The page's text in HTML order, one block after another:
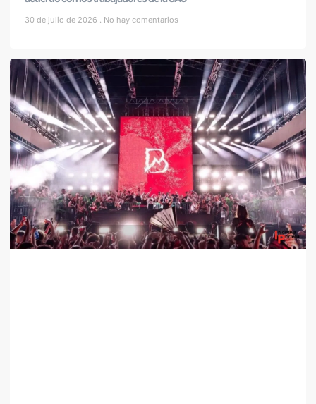
30 de julio de 2026 No hay comentarios